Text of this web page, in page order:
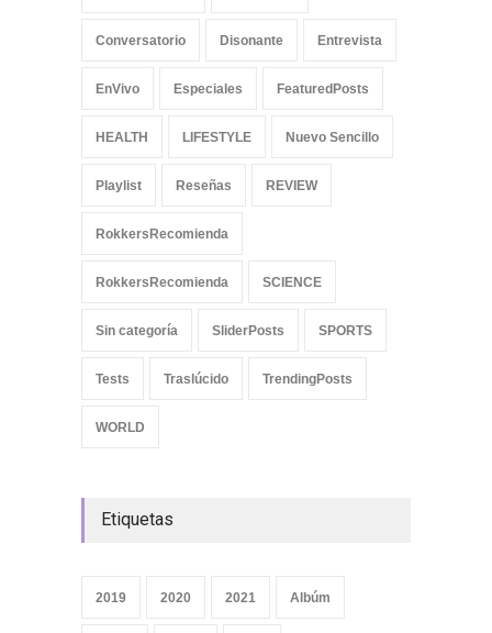
Conversatorio Disonante Entrevista
EnVivo Especiales FeaturedPosts
HEALTH LIFESTYLE Nuevo Sencillo
Playlist Reseñas REVIEW
RokkersRecomienda
RokkersRecomienda SCIENCE
Sin categoría SliderPosts SPORTS
Tests Traslúcido TrendingPosts
WORLD
Etiquetas
2019 2020 2021 Albúm